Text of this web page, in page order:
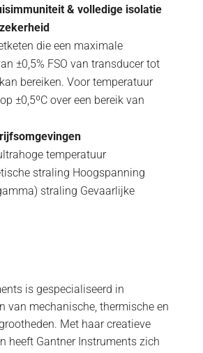
& volledige isolatie
die een maximale
±0,5% FSO van transducer tot
bereiken. Voor temperatuur
±0,5ºC over een bereik van
temperatuur
straling Hoogspanning
straling Gevaarlijke
is gespecialiseerd in
van mechanische, thermische en
Met haar creatieve
heeft Gantner Instruments zich